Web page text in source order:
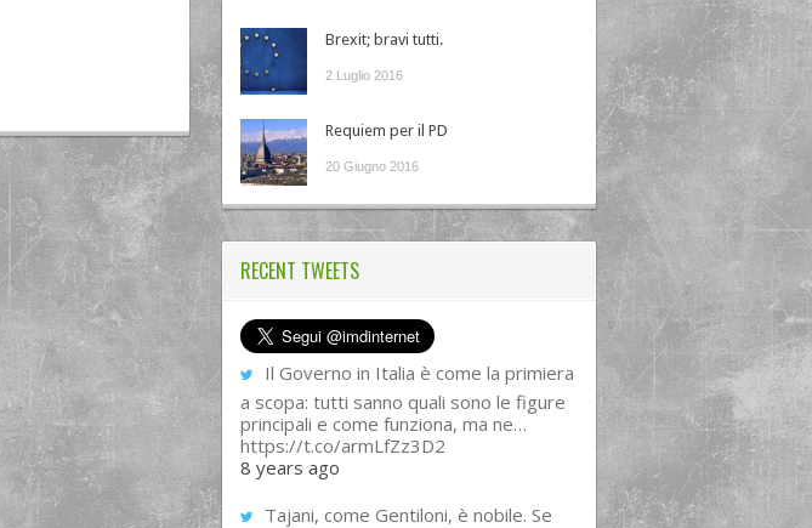
Brexit; bravi tutti.
2 Luglio 2016
Requiem per il PD
20 Giugno 2016
RECENT TWEETS
Il Governo in Italia è come la primiera
a scopa: tutti sanno quali sono le figure
principali e come funziona, ma ne…
https://t.co/armLfZz3D2
8 years ago
Tajani, come Gentiloni, è nobile. Se